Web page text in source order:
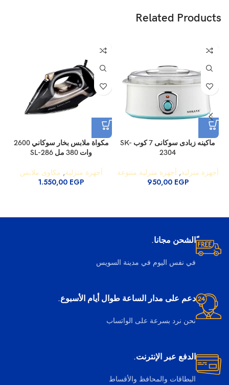
Related Products
ماكينه زبادى سوكانى 7 كوب SK-
2304
أجهزة منزلية, أجهزة منزلية متنوعة
950,00 EGP
مكواة ملابس بخار سوكاني 2600
وات 380 مل SL-286
أجهزة منزلية, مكاوى ملابس
1.550,00 EGP
ًالشحن مجانا.
في نفس اليوم في مدينة السويس
دعم على مدار الساعة طوال أيام الأسبوع.
نحن نرد بسرعة على الواتساب
الدفع عبر الإنترنت.
البطاقات والمحافظ والأقساط